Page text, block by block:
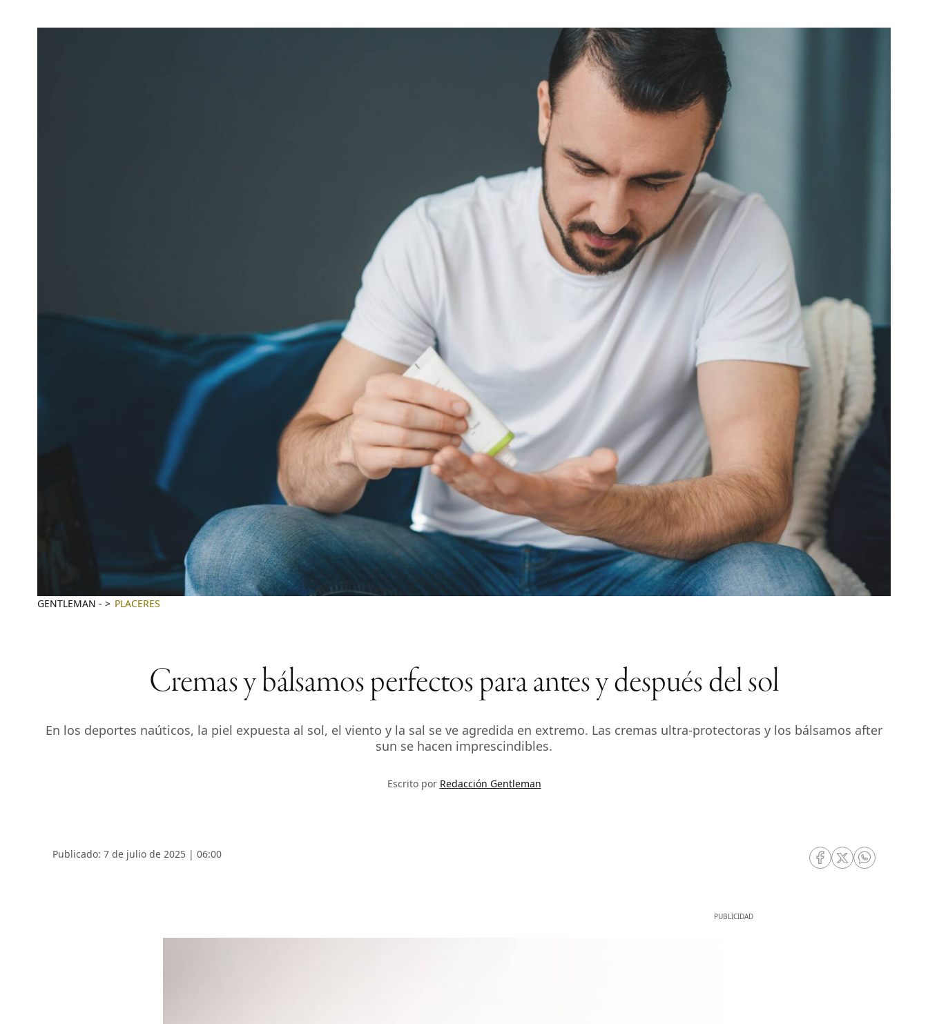
GENTLEMAN - PLACERES
Cremas y bálsamos perfectos para antes y después del sol
En los deportes naúticos, la piel expuesta al sol, el viento y la sal se ve agredida en extremo. Las cremas ultra-protectoras y los bálsamos after
sun se hacen imprescindibles.
Escrito por Redacción Gentleman
Publicado: 7 de julio de 2025 | 06:00
RRSS Facebook
RRSS Twitter
RRSS